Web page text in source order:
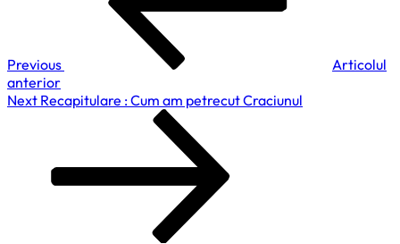
Previous
Articolul
anterior
Next
Next Recapitulare : Cum am petrecut Craciunul